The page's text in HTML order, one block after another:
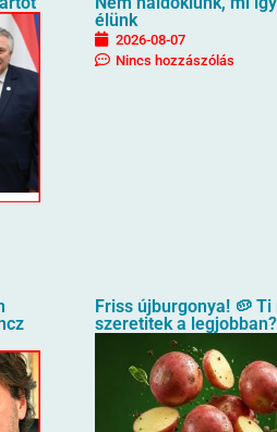
élünk
2026-08-07
Nincs hozzászólás
Friss újburgonya! 🥔 Ti
szeretitek a